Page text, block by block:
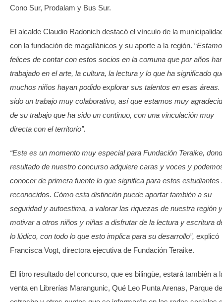
Cono Sur, Prodalam y Bus Sur.
El alcalde Claudio Radonich destacó el vínculo de la
con la fundación de magallánicos y su aporte a la región. “
felices de contar con estos socios en la comuna que por años
trabajado en el arte, la cultura, la lectura y lo que ha significado
muchos niños hayan podido explorar sus talentos en esas áreas.
sido un trabajo muy colaborativo, así que estamos muy
de su trabajo que ha sido un continuo, con una vinculación muy
directa con el territorio”.
“Este es un momento muy especial para Fundación Teraike,
resultado de nuestro concurso adquiere caras y voces y
conocer de primera fuente lo que significa para estos estudiantes
reconocidos. Cómo esta distinción puede aportar también a su
seguridad y autoestima, a valorar las riquezas de nuestra región
motivar a otros niños y niñas a disfrutar de la lectura y escritura
lo lúdico, con todo lo que esto implica para su desarrollo”, explicó
Francisca Vogt, directora ejecutiva de Fundación Teraike.
El libro resultado del concurso, que es bilingüe, estará también a
venta en Librerías Marangunic, Qué Leo Punta Arenas, Parque